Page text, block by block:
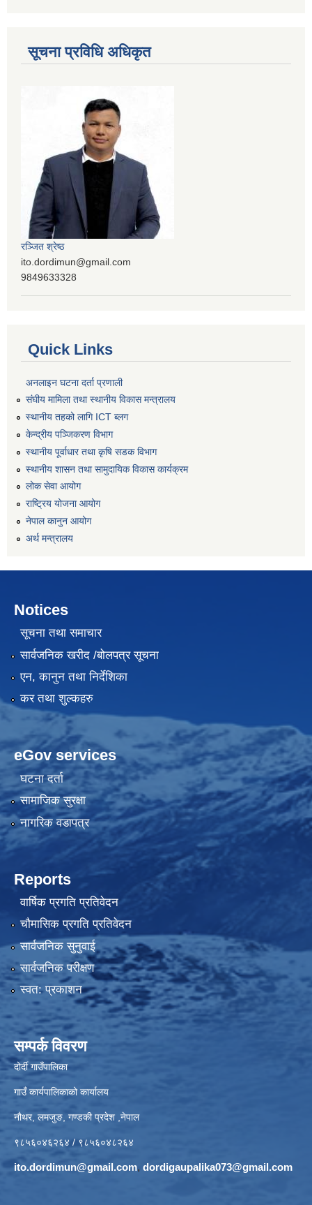
सूचना प्रविधि अधिकृत
रञ्‍जित श्रेष्ठ
ito.dordimun@gmail.com
9849633328
Quick Links
अनलाइन घटना दर्ता प्रणाली
संघीय मामिला तथा स्थानीय विकास मन्त्रालय
स्थानीय तहको लागि ICT ब्लग
केन्द्रीय पञ्जिकरण विभाग
स्थानीय पूर्वाधार तथा कृषि सडक विभाग
स्थानीय शासन तथा सामुदायिक विकास कार्यक्रम
लोक सेवा आयोग
राष्ट्रिय योजना आयोग
नेपाल कानुन आयोग
अर्थ मन्त्रालय
Notices
सूचना तथा समाचार
सार्वजनिक खरीद /बोलपत्र सूचना
एन, कानुन तथा निर्देशिका
कर तथा शुल्कहरु
eGov services
घटना दर्ता
सामाजिक सुरक्षा
नागरिक वडापत्र
Reports
वार्षिक प्रगति प्रतिवेदन
चौमासिक प्रगति प्रतिवेदन
सार्वजनिक सुनुवाई
सार्वजनिक परीक्षण
स्वत: प्रकाशन
सम्पर्क विवरण
दोर्दी गाउँपालिका
गाउँ कार्यपालिकाको कार्यालय
नौथर, लमजुङ, गण्डकी प्रदेश ,नेपाल
९८५६०४६२६४ / ९८५६०४८२६४
ito.dordimun@gmail.com, dordigaupalika073@gmail.com